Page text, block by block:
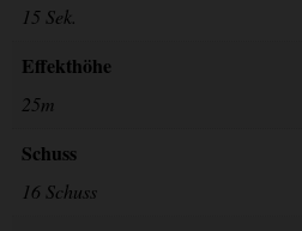
15 Sek.
Effekthöhe
25m
Schuss
16 Schuss